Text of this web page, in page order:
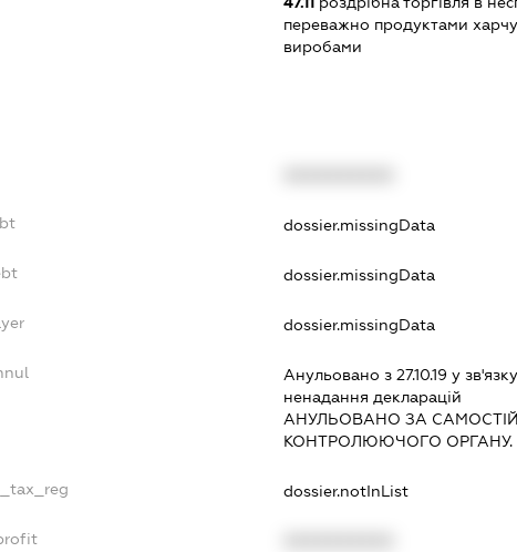
переважно продуктами
виробами
dossier.missingData
dossier.missingData
dossier.missingData
Анульовано з 27.10.19 у
ненадання декларацiй
АНУЛЬОВАНО ЗА
КОНТРОЛЮЮЧОГО ОРГАНУ.
dossier.notInList